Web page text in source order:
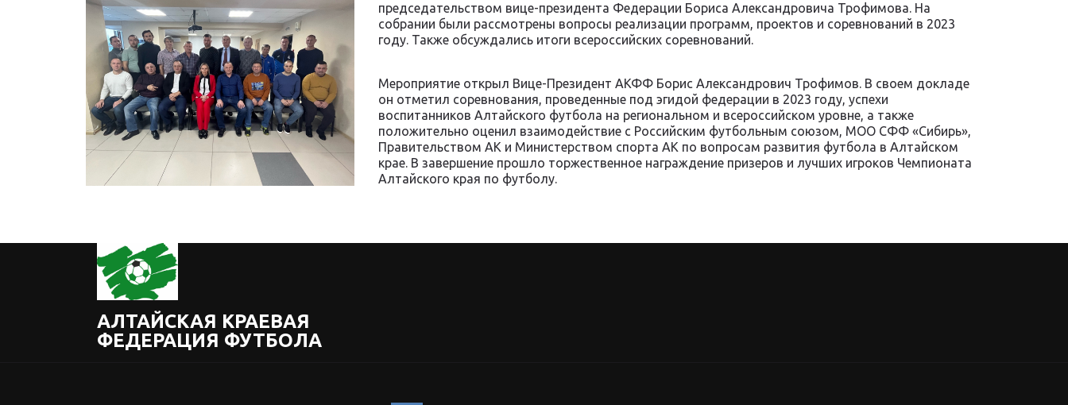
председательством вице-президента Федерации Бориса Александровича Трофимова. На
собрании были рассмотрены вопросы реализации программ, проектов и соревнований в 2023
году. Также обсуждались итоги всероссийских соревнований.
Мероприятие открыл Вице-Президент АКФФ Борис Александрович Трофимов. В своем докладе
он отметил соревнования, проведенные под эгидой федерации в 2023 году, успехи
воспитанников Алтайского футбола на региональном и всероссийском уровне, а также
положительно оценил взаимодействие с Российским футбольным союзом, МОО СФФ «Сибирь»,
Правительством АК и Министерством спорта АК по вопросам развития футбола в Алтайском
крае. В завершение прошло торжественное награждение призеров и лучших игроков Чемпионата
Алтайского края по футболу.
АЛТАЙСКАЯ КРАЕВАЯ
ФЕДЕРАЦИЯ ФУТБОЛА